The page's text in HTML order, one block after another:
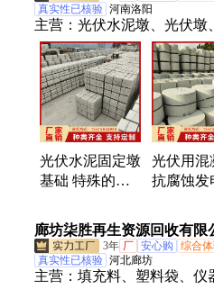
真实性已核验 河南洛阳
主营： 光伏水泥墩、光伏墩
板、光伏安装墩、水泥墩
墩基础、光伏水泥固定座、
泥抗风块、光伏支架水泥
墩、光伏水泥支撑墩基础
块、水泥 光伏支撑墩、支
伏支撑墩、水泥墩基础、抗
墩、发电站稳固
光伏水泥固定墩
基础 特殊的防
计 耀港
光伏用混
抗腐蚀发
廊坊柒胜再生资源回收有限
3年 厂 安心购 综合
真实性已核验 河北廊坊
主营： 填充料、塑料袋、仪